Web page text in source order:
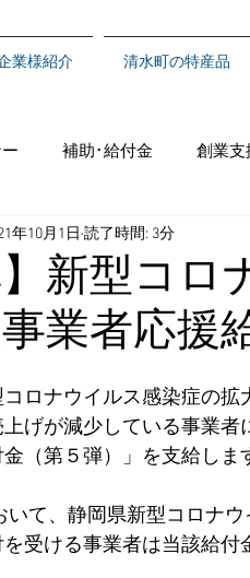
業様紹介 清水町の特産品
補助･給付金 創業支
】新型コ
業者応援
年10月1日 読了時間: 3分
ロナウイルス感染症の拡
げが減少している事業
（第５弾）」を支給しま
て、静岡県新型コロナウ
受ける事業者は当該給付